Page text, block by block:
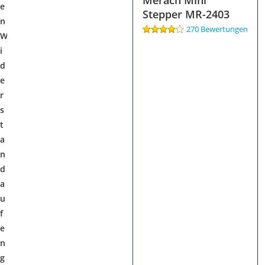
e
n
W
i
d
e
r
s
t
a
n
d
a
u
f
e
n
g
Stepper MR-2403
270 Bewertungen